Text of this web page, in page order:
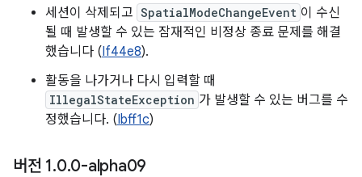
세션이 삭제되고 SpatialModeChangeEvent 이 수신
될 때 발생할 수 있는 잠재적인 비정상 종료 문제를 해결
했습니다 (If44e8).
활동을 나가거나 다시 입력할 때
IllegalStateException 가 발생할 수 있는 버그를 수
정했습니다. (Ibff1c)
버전 1.0.0-alpha09